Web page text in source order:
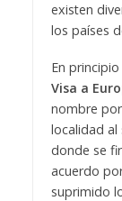
existen
los países
En
Visa a
nombre
localidad al
donde se
acuerdo
suprimido